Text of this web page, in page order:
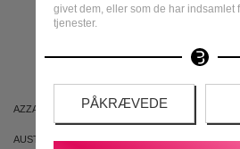
givet dem, eller som de har indsamlet
tjenester.
PÅKRÆVEDE
MEST
AZZARO ARIANA
AUSTRALIAN GOLD